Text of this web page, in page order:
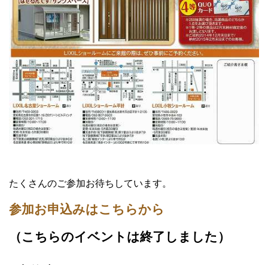
たくさんのご参加お待ちしています。
参加お申込みはこちらから
（こちらのイベントは終了しました）